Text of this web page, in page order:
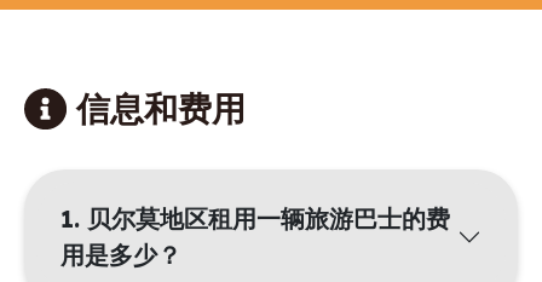
信息和费用
1. 贝尔莫地区租用一辆旅游巴士的费
用是多少？